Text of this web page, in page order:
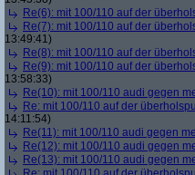
Re(6): mit 100/110 auf der
Re(7): mit 100/110 auf der
13:49:41)
Re(8): mit 100/110 auf der
Re(9): mit 100/110 auf der
13:58:33)
Re(10): mit 100/110 audi gegen
Re: mit 100/110 auf der
14:11:54)
Re(11): mit 100/110 audi gegen
Re(12): mit 100/110 audi gegen
Re(13): mit 100/110 audi gegen